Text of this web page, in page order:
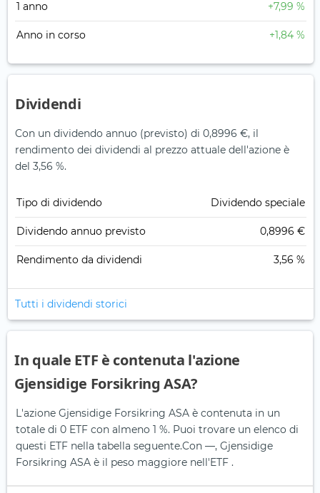
1 anno +7,99 %
Anno in corso +1,84 %
Dividendi
Con un dividendo annuo (previsto) di 0,8996 €, il
rendimento dei dividendi al prezzo attuale dell'azione è
del 3,56 %.
Tipo di dividendo Dividendo speciale
Dividendo annuo previsto 0,8996 €
Rendimento da dividendi 3,56 %
Tutti i dividendi storici
In quale ETF è contenuta l'azione
Gjensidige Forsikring ASA?
L'azione Gjensidige Forsikring ASA è contenuta in un
totale di 0 ETF con almeno 1 %. Puoi trovare un elenco di
questi ETF nella tabella seguente.Con —, Gjensidige
Forsikring ASA è il peso maggiore nell'ETF .